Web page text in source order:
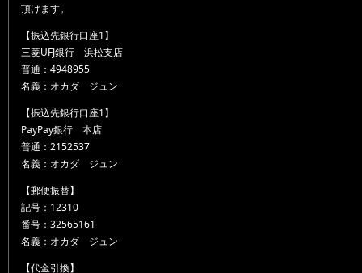
頂けます。
【振込先銀行口座1】
三菱UFJ銀行 浜松支店
普通：4948955
名義：オカダ ジュン
【振込先銀行口座1】
PayPay銀行 本店
普通：2152537
名義：オカダ ジュン
【郵便振替】
記号：12310
番号：32565161
名義：オカダ ジュン
【代金引換】